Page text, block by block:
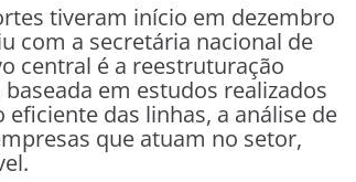
tiveram início em dezembro
com a secretária nacional de
central é a reestruturação
em estudos realizados
eficiente das linhas, a análise de
que atuam no setor,